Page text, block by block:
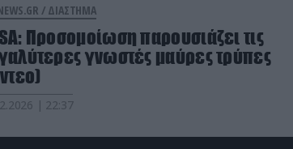
/ ΔΙΑΣΤΗΜΑ
Προσομοίωση παρουσιάζει τις
γνωστές μαύρες τρύπες
| 22:37